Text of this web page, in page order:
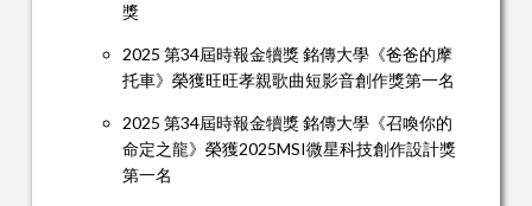
獎
2025 第34屆時報金犢獎 銘傳大學《爸爸的摩
托車》榮獲旺旺孝親歌曲短影音創作獎第一名
2025 第34屆時報金犢獎 銘傳大學《召喚你的
命定之龍》榮獲2025MSI微星科技創作設計獎
第一名